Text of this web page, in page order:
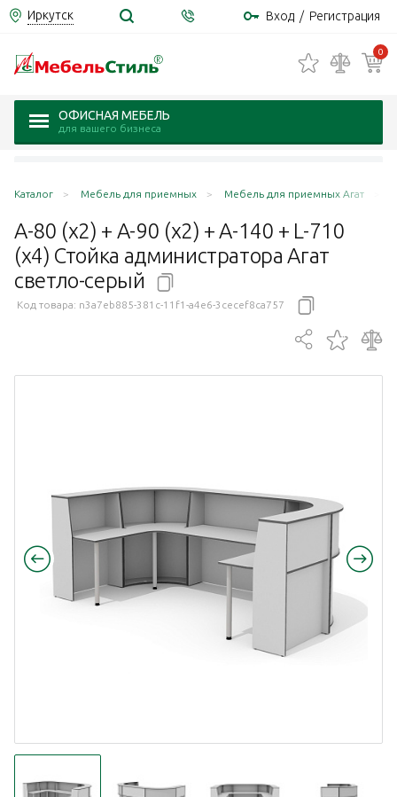
Иркутск Вход / Регистрация
0
ОФИСНАЯ МЕБЕЛЬ
для вашего бизнеса
Каталог Мебель для приемных Мебель для приемных Агат
А-80 (x2) + А-90 (x2) + А-140 + L-710
(х4) Стойка администратора Агат
светло-серый
Код товара: n3a7eb885-381c-11f1-a4e6-3cecef8ca757